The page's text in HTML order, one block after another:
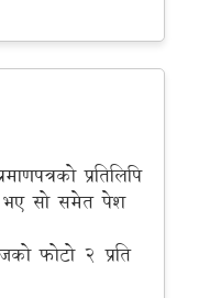
प्रतिलिपि
सो समेत पेश
फोटो २ प्रति